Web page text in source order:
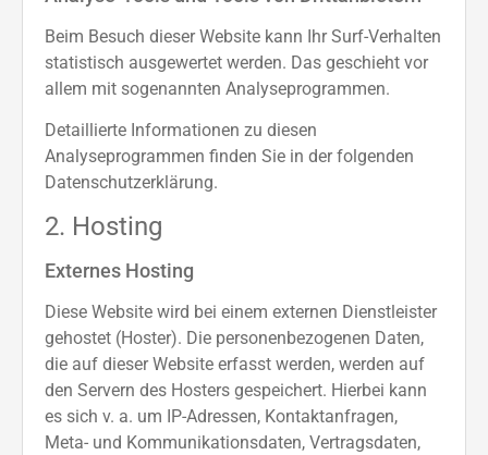
Beim Besuch dieser Website kann Ihr Surf-Verhalten
statistisch ausgewertet werden. Das geschieht vor
allem mit sogenannten Analyseprogrammen.
Detaillierte Informationen zu diesen
Analyseprogrammen finden Sie in der folgenden
Datenschutzerklärung.
2. Hosting
Externes Hosting
Diese Website wird bei einem externen Dienstleister
gehostet (Hoster). Die personenbezogenen Daten,
die auf dieser Website erfasst werden, werden auf
den Servern des Hosters gespeichert. Hierbei kann
es sich v. a. um IP-Adressen, Kontaktanfragen,
Meta- und Kommunikationsdaten, Vertragsdaten,